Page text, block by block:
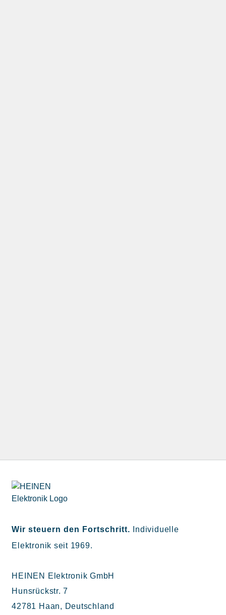
Wir steuern den Fortschritt.
Individuelle
Elektronik seit 1969.
HEINEN Elektronik GmbH
Hunsrückstr. 7
42781 Haan, Deutschland